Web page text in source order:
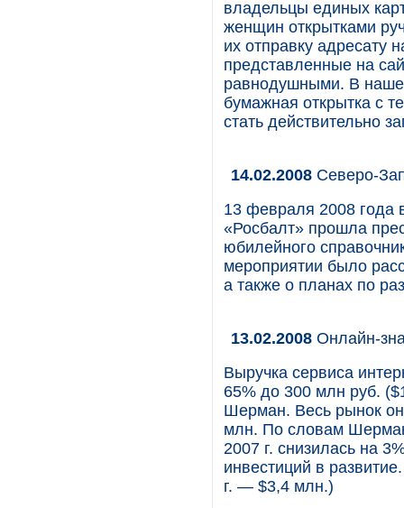
владельцы единых
женщин открытками
их отправку адресату
представленные на
равнодушными. В наше
бумажная открытка с
стать действительно
14.02.2008 Северо-
13 февраля 2008 года
«Росбалт» прошла
юбилейного
мероприятии было
а также о планах по
13.02.2008 Онлайн-
Выручка сервиса
65% до 300 млн руб.
Шерман. Весь рынок
млн. По словам
2007 г. снизилась на
инвестиций в
г. — $3,4 млн.)